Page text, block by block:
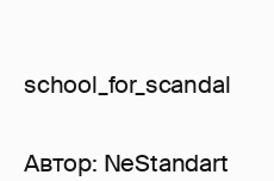
school_for_scandal
Автор: NeStandart